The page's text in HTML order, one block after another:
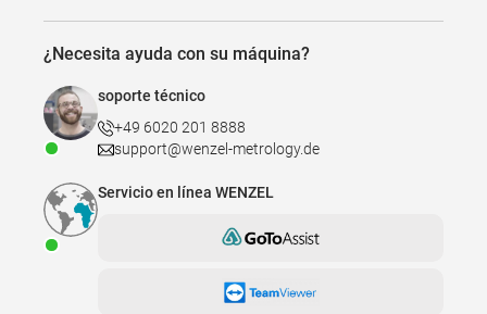
¿Necesita ayuda con su máquina?
soporte técnico
+49 6020 201 8888
support@wenzel-metrology.de
Servicio en línea WENZEL